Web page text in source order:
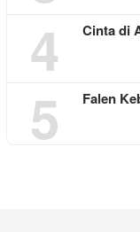
4 Cinta di
5 Falen